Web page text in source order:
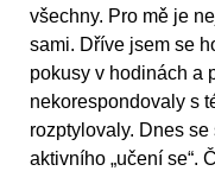
všechny. Pro mě je
sami. Dříve jsem se
pokusy v hodinách a
nekorespondovaly s
rozptylovaly. Dnes
aktivního „učení se“.